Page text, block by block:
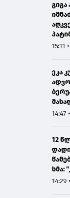
გიგა
15:11
ეკა
14:47
12
ხმა:
14:29